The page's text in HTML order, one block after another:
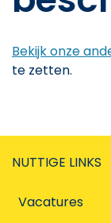
Bekijk onze
te zetten.
NUTTIGE LINKS
Vacatures